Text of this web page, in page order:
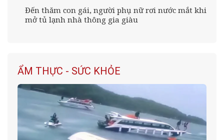
Đến thăm con gái, người phụ nữ rơi nước mắt khi
mở tủ lạnh nhà thông gia giàu
ẨM THỰC - SỨC KHỎE